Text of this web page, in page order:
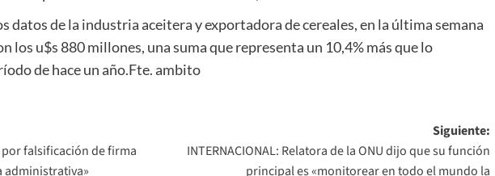
datos de la industria aceitera y exportadora de cereales, en la última semana
los u$s 880 millones, una suma que representa un 10,4% más que lo
de hace un año.Fte. ambito
por falsificación de firma
administrativa»
Siguiente:
INTERNACIONAL: Relatora de la ONU dijo que su función
principal es «monitorear en todo el mundo la